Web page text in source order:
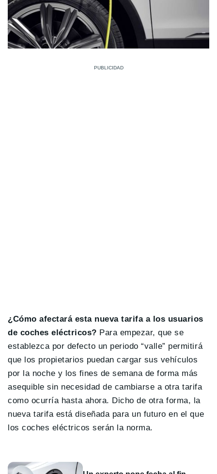
¿Cómo afectará esta nueva tarifa a los usuarios
de coches eléctricos? Para empezar, que se
establezca por defecto un periodo “valle” permitirá
que los propietarios puedan cargar sus vehículos
por la noche y los fines de semana de forma más
asequible sin necesidad de cambiarse a otra tarifa
como ocurría hasta ahora. Dicho de otra forma, la
nueva tarifa está diseñada para un futuro en el que
los coches eléctricos serán la norma.